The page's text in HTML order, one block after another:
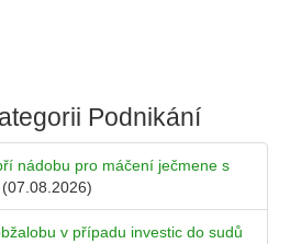
Podnikání
nádobu pro máčení ječmene s
(07.08.2026)
v případu investic do sudů